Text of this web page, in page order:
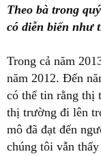
Theo bà trong
có diễn biến như
Trong cả năm
năm 2012. Đến
có thể tin rằng thị
thị trường đi lên
mô đã đạt đến
chúng tôi vẫn